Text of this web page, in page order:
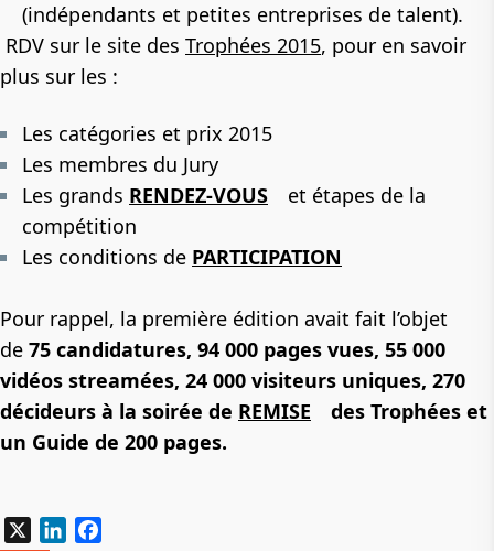
(indépendants et petites entreprises de talent).
RDV sur le site des Trophées 2015, pour en savoir
plus sur les :
Les catégories et prix 2015
Les membres du Jury
Les grands RENDEZ-VOUS
et étapes de la
compétition
Les conditions de PARTICIPATION
Pour rappel, la première édition avait fait l’objet
de 75 candidatures, 94 000 pages vues, 55 000
vidéos streamées, 24 000 visiteurs uniques, 270
décideurs à la soirée de REMISE
des Trophées et
un Guide de 200 pages.
LinkedIn